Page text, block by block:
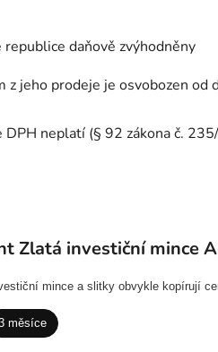
republice daňově zvýhodněny
z jeho prodeje je osvobozen od
neplatí (§ 92 zákona č.
Zlatá investiční mince
mince a slitky obvykle kopírují
měsíce